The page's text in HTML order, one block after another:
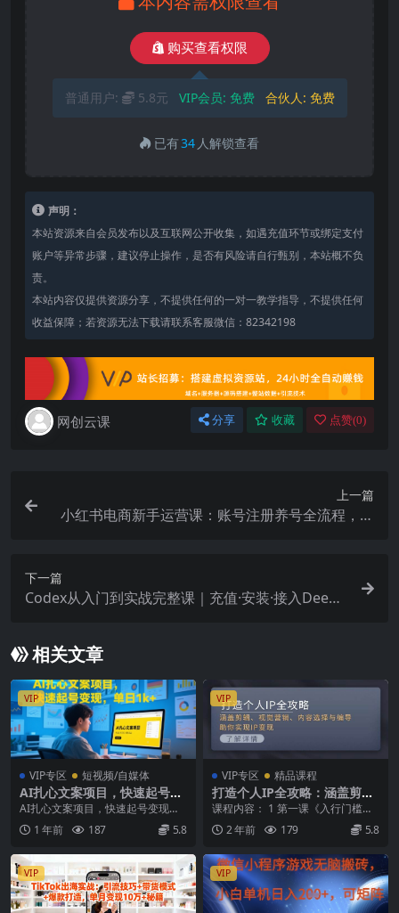
购买查看权限
普通用户: 5.8元 VIP会员: 免费 合伙人: 免费
已有34 人解锁查看
声明：
本站资源来自会员发布以及互联网公开收集，如遇充值环节或绑定支付
账户等异常步骤，建议停止操作，是否有风险请自行甄别，本站概不负
责。
本站内容仅提供资源分享，不提供任何的一对一教学指导，不提供任何
收益保障；若资源无法下载请联系客服微信：82342198
网创云课 分享 收藏 点赞(0)
上一篇
小红书电商新手运营课：账号注册养号全流程，类
下一篇
Codex从入门到实战完整课｜充值·安装·接入DeepS
相关文章
VIP
VIP专区 短视频/自媒体
AI扎心文案项目，快速起号变
现，单日1k+
AI扎心文案项目，快速起号变现，
单日1k+ 项目介绍： 这类视频的受
众群体非常的...
1 年前 187 5.8
VIP
VIP专区 精品课程
打造个人IP全攻略：涵盖剪
辑、视觉营销、内容选择与编
导，助你实现IP变现
课程内容： 1 第一课《入行门槛》
2 第二课《商业IP操盘手高收入职
业发展认知...
2 年前 179 5.8
VIP VIP